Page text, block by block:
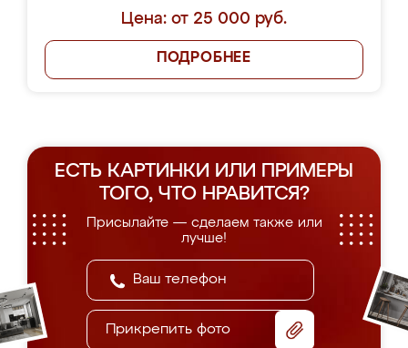
Цена: от 25 000 руб.
ПОДРОБНЕЕ
ЕСТЬ КАРТИНКИ ИЛИ ПРИМЕРЫ
ТОГО, ЧТО НРАВИТСЯ?
Присылайте — сделаем также или
лучше!
Прикрепить фото